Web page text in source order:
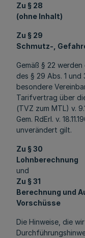
Zu § 28
(ohne Inhalt)
Zu § 29
Schmutz-,
Gemäß § 22
des § 29 Abs. 1
besondere
Tarifvertrag über
(TVZ zum MTL) v.
Gem. RdErl. v.
unverändert gilt.
Zu § 30
Lohnberechnung
und
Zu § 31
Berechnung und
Vorschüsse
Die Hinweise, die